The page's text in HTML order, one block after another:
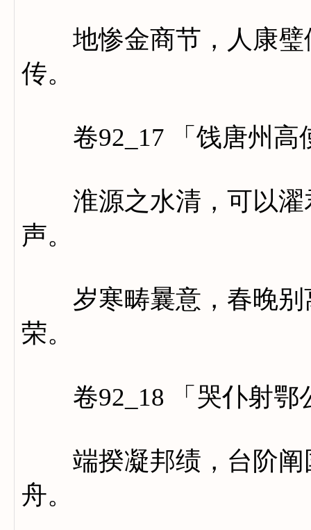
地惨金商节，人康璧
传。
卷92_17 「饯唐州高
淮源之水清，可以濯
声。
岁寒畴曩意，春晚别
荣。
卷92_18 「哭仆射鄂
端揆凝邦绩，台阶阐
舟。